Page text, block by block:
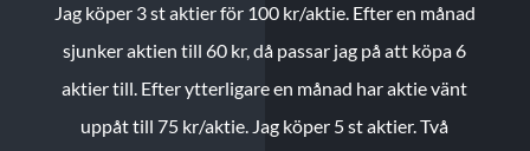
Jag köper 3 st aktier för 100 kr/aktie. Efter en månad
sjunker aktien till 60 kr, då passar jag på att köpa 6
aktier till. Efter ytterligare en månad har aktie vänt
uppåt till 75 kr/aktie. Jag köper 5 st aktier.Två